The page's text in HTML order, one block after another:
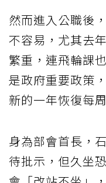
然而進入公職後
不容易，尤其去
繁重，連飛輪課
是政府重要政策
新的一年恢復每
身為部會首長，
待批示，但久坐